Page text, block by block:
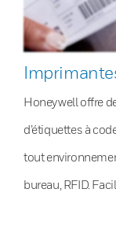
Honeywell offre
d’étiquettes à
tout
bureau, RFID.